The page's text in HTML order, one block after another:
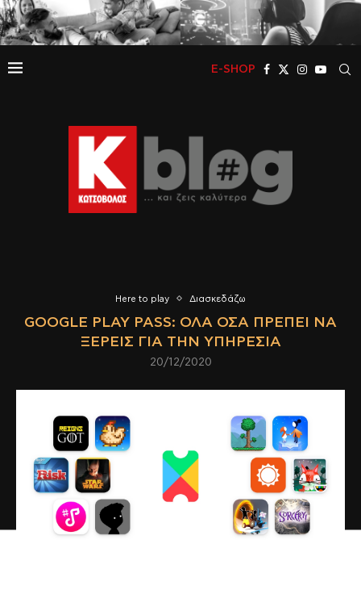
E-SHOP
Here to play Διασκεδάζω
GOOGLE PLAY PASS: ΌΛΑ ΌΣΑ ΠΡΈΠΕΙ ΝΑ
ΞΈΡΕΙΣ ΓΙΑ ΤΗΝ ΥΠΗΡΕΣΊΑ
20/12/2020